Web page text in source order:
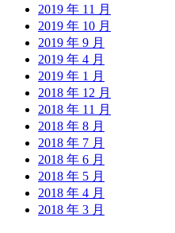
2019 年 11 月
2019 年 10 月
2019 年 9 月
2019 年 4 月
2019 年 1 月
2018 年 12 月
2018 年 11 月
2018 年 8 月
2018 年 7 月
2018 年 6 月
2018 年 5 月
2018 年 4 月
2018 年 3 月